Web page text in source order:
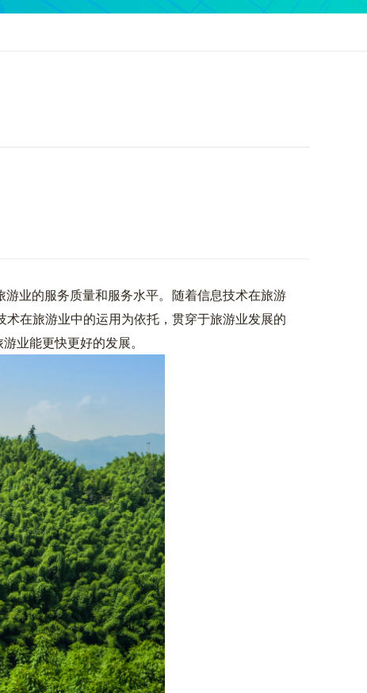
业的服务质量和服务水平。随着信息技术在旅游
在旅游业中的运用为依托，贯穿于旅游业发展的
业能更快更好的发展。